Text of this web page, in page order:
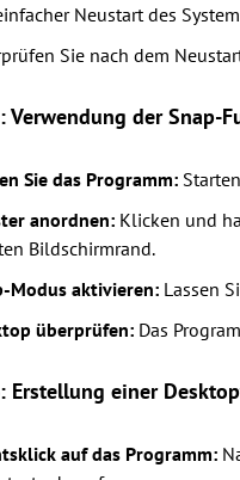
Neustart des
Sie nach dem
Verwendung der Snap-
Sie das Programm:
anordnen: Klicken und
Bildschirmrand.
Modus aktivieren: Lassen
überprüfen: Das
Erstellung einer
auf das Programm: